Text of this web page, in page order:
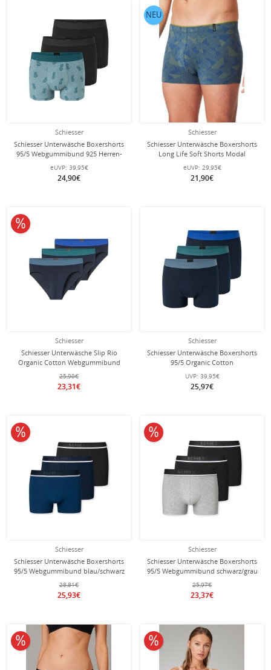
Schiesser
Schiesser Unterwäsche Boxershorts
95/5 Webgummibund 925 Herren-
Shorts schwarz/grün Herren - 3
Stück
eUVP: 39,95€
24,90€
Schiesser
Schiesser Unterwäsche Boxershorts
Long Life Soft Shorts Modal
gemustert grasgrün - 1 Stück
eUVP: 29,95€
21,90€
NEU
Schiesser
Schiesser Unterwäsche Slip Rio
Organic Cotton Webgummibund
95/5 mehrfarbig dunkelblau Herren
- 3 Stück
25,90€
23,31€
10% reduziert
Schiesser
Schiesser Unterwäsche Boxershorts
95/5 Organic Cotton
Webgummibund mehrfarbig
dunkelblau Herren - 3 Stück
UVP: 39,95€
25,97€
Schiesser
Schiesser Unterwäsche Boxershorts
95/5 Webgummibund blau/schwarz
Herren - 3 Stück
28,81€
25,93€
10% reduziert
Schiesser
Schiesser Unterwäsche Boxershorts
95/5 Webgummibund schwarz/grau
meliert Herren - 3 Stück
25,97€
23,37€
10% reduziert
10% reduziert 10% reduziert